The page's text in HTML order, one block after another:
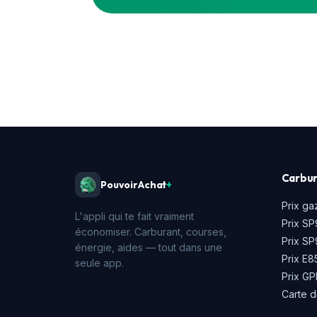
PouvoirAchat+
L'appli qui te fait vraiment
économiser. Carburant, courses,
énergie, aides — tout dans une
seule app.
Prix
Prix
Prix
Prix
Prix
Carte